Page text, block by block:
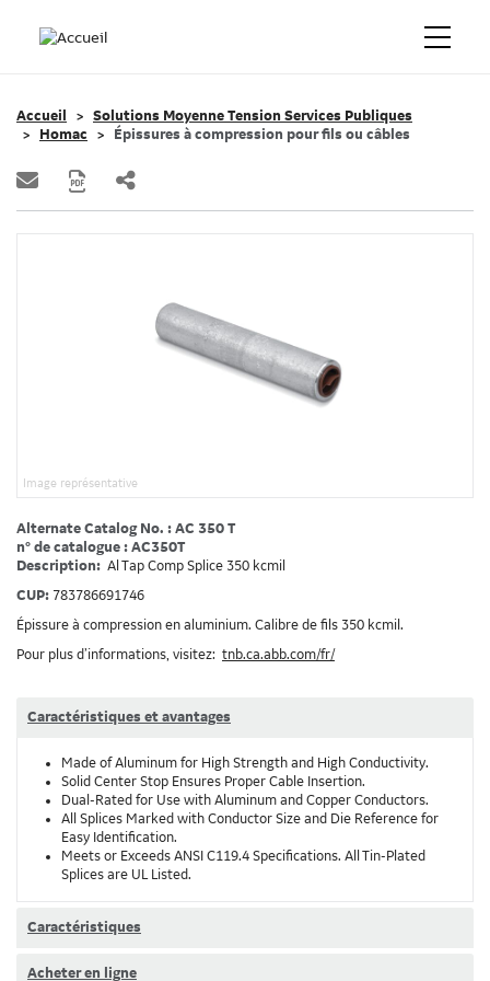
Accueil
Solutions Moyenne Tension Services Publiques
Homac
Épissures à compression pour fils ou câbles
Image représentative
Alternate Catalog No. : AC 350 T
n° de catalogue : AC350T
Description: Al Tap Comp Splice 350 kcmil
CUP: 783786691746
Épissure à compression en aluminium. Calibre de fils 350 kcmil.
Pour plus d’informations, visitez: tnb.ca.abb.com/fr/
Caractéristiques et avantages
Made of Aluminum for High Strength and High Conductivity.
Solid Center Stop Ensures Proper Cable Insertion.
Dual-Rated for Use with Aluminum and Copper Conductors.
All Splices Marked with Conductor Size and Die Reference for
Easy Identification.
Meets or Exceeds ANSI C119.4 Specifications. All Tin-Plated
Splices are UL Listed.
Caractéristiques
Acheter en ligne